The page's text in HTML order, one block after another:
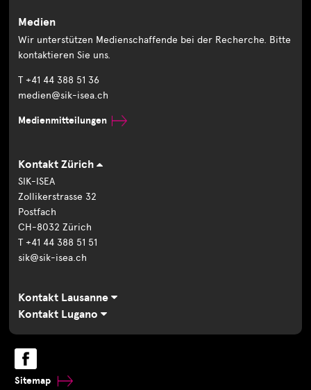
Medien
Wir unterstützen Medienschaffende bei der Recherche. Bitte
kontaktieren Sie uns.
T +41 44 388 51 36
medien@sik-isea.ch
Medienmitteilungen
Kontakt Zürich
SIK-ISEA
Zollikerstrasse 32
Postfach
CH-8032 Zürich
T +41 44 388 51 51
sik@sik-isea.ch
Kontakt Lausanne
Kontakt Lugano
Sitemap